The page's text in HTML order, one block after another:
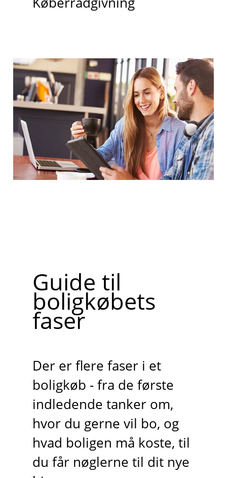
Guide til
boligkøbets
faser
Der er flere faser i et
boligkøb - fra de første
indledende tanker om,
hvor du gerne vil bo, og
hvad boligen må koste, til
du får nøglerne til dit nye